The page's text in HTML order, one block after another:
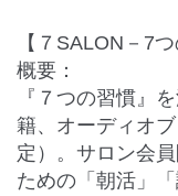
【７SALON－7
概要：
『７つの習慣』
籍、オーディオ
定）。サロン会
ための「朝活」